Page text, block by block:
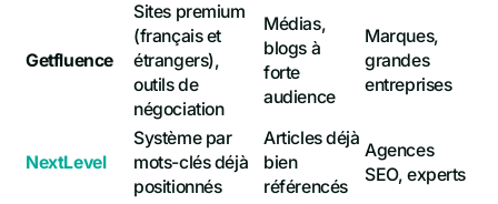
Getfluence
Sites premium
(français et
étrangers),
outils de
négociation
Médias,
blogs à
forte
audience
Marques,
grandes
entreprises
NextLevel
Système par
mots-clés déjà
positionnés
Articles déjà
bien
référencés
Agences
SEO, experts